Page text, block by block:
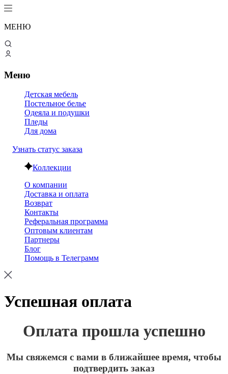
МЕНЮ
Меню
Детская мебель
Постельное белье
Одеяла и подушки
Пледы
Для дома
Узнать статус заказа
Коллекции
О компании
Доставка и оплата
Возврат
Контакты
Реферальная программа
Оптовым клиентам
Партнеры
Блог
Помощь в Телеграмм
Успешная оплата
Оплата прошла успешно
Мы свяжемся с вами в ближайшее время, чтобы
подтвердить заказ